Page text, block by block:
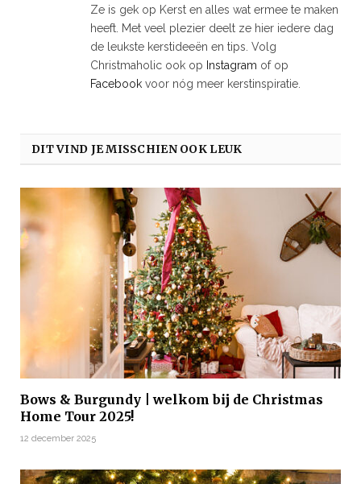
Ze is gek op Kerst en alles wat ermee te maken
heeft. Met veel plezier deelt ze hier iedere dag
de leukste kerstideeën en tips. Volg
Christmaholic ook op Instagram of op
Facebook voor nóg meer kerstinspiratie.
DIT VIND JE MISSCHIEN OOK LEUK
Bows & Burgundy | welkom bij de Christmas
Home Tour 2025!
12 december 2025